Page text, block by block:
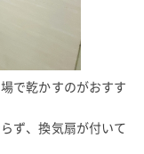
で乾かすのがおすす
ず、換気扇が付いて